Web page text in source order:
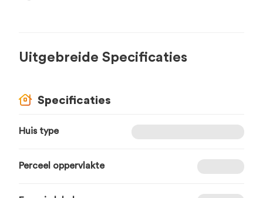
Uitgebreide Specificaties
Specificaties
Huis type
Perceel oppervlakte